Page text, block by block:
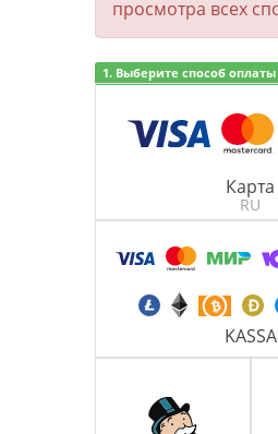
просмотра всех
1. Выберите способ оплаты
Карта
RU
KASSA